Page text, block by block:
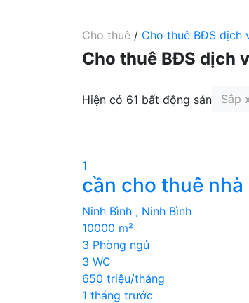
Cho thuê / Cho thuê BĐS dịch
Cho thuê BĐS dịch
Hiện có 61 bất động sản Sắp
1
cần cho thuê
Ninh Bình , Ninh Bình
10000 m²
3 Phòng ngủ
3 WC
650 triệu/tháng
1 tháng trước